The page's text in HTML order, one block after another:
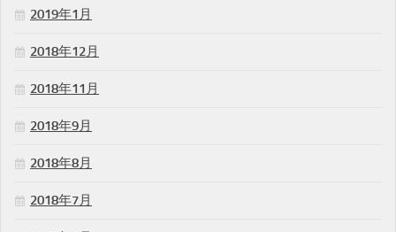
2019年1月
2018年12月
2018年11月
2018年9月
2018年8月
2018年7月